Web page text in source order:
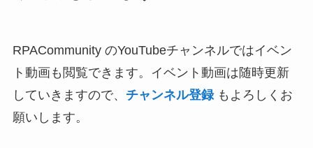
RPACommunity のYouTubeチャンネルではイベン
ト動画も閲覧できます。イベント動画は随時更新
していきますので、 チャンネル登録もよろしくお
願いします。